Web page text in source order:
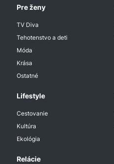
Pre ženy
TV Diva
Tehotenstvo a deti
Móda
Krása
Ostatné
Lifestyle
Cestovanie
Kultúra
Ekológia
Relácie